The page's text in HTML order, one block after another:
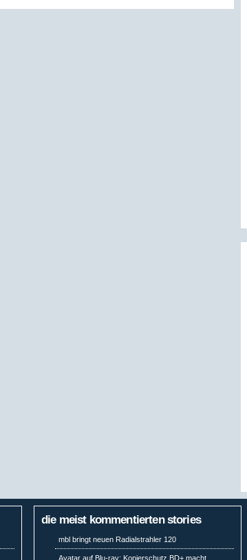
die meist kommentierten stories
mbl bringt neuen Radialstrahler 120
Avatar auf Blu-ray: Kopierschutz BD+ macht